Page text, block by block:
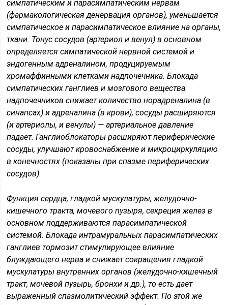
симпатическим и парасимпатическим нервам
(фармакологическая денервация органов), уменьшается
симпатическое и парасимпатическое влияние на органы,
ткани. Тонус сосудов (артериол и венул) в основном
определяется симпатической нервной системой и
эндогенным адреналином, продуцируемым
хромаффинными клетками надпочечника. Блокада
симпатических ганглиев и мозгового вещества
надпочечников снижает количество норадреналина (в
синапсах) и адреналина (в крови), сосуды расширяются
(и артериолы, и венулы) — артериальное давление
падает. Ганглиоблокаторы расширяют периферические
сосуды, улучшают кровоснабжение и микроциркуляцию
в конечностях (показаны при спазме периферических
сосудов).
Функция сердца, гладкой мускулатуры, желудочно-
кишечного тракта, мочевого пузыря, секреция желез в
основном поддерживаются парасимпатической
системой. Блокада интрамуральных парасимпатических
ганглиев тормозит стимулирующее влияние
блуждающего нерва и снижает сокращения гладкой
мускулатуры внутренних органов (желудочно-кишечный
тракт, мочевой пузырь, бронхи и др.), то есть дает
выраженный спазмолитический эффект. По этой же